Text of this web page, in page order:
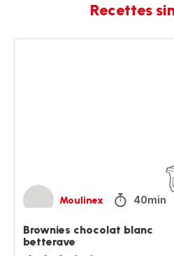
Recettes
Moulinex 40min
Brownies chocolat blanc
betterave